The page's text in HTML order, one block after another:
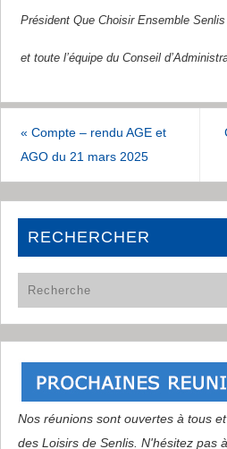
Président Que Choisir Ensemble Senlis
et toute l’équipe du Conseil
« Compte – rendu AGE et
AGO du 21 mars 2025
RECHERCHER
Nos réunions sont ouvertes à tous
des Loisirs de Senlis. N'hésitez pas